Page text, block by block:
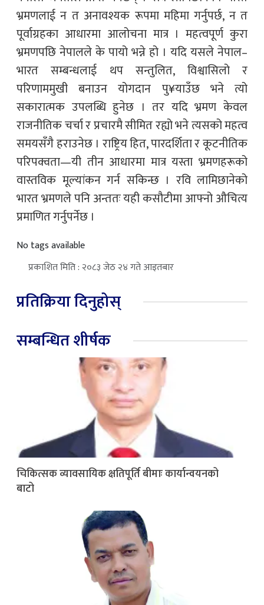
भ्रमणलाई न त अनावश्यक रूपमा महिमा गर्नुपर्छ, न त
पूर्वाग्रहका आधारमा आलोचना मात्र । महत्वपूर्ण कुरा
भ्रमणपछि नेपालले के पायो भन्ने हो । यदि यसले नेपाल–
भारत सम्बन्धलाई थप सन्तुलित, विश्वासिलो र
परिणाममुखी बनाउन योगदान पु¥याउँछ भने त्यो
सकारात्मक उपलब्धि हुनेछ । तर यदि भ्रमण केवल
राजनीतिक चर्चा र प्रचारमै सीमित रह्यो भने त्यसको महत्व
समयसँगै हराउनेछ । राष्ट्रिय हित, पारदर्शिता र कूटनीतिक
परिपक्वता—यी तीन आधारमा मात्र यस्ता भ्रमणहरूको
वास्तविक मूल्यांकन गर्न सकिन्छ । रवि लामिछानेको
भारत भ्रमणले पनि अन्ततः यही कसौटीमा आफ्नो औचित्य
प्रमाणित गर्नुपर्नेछ ।
No tags available
प्रकाशित मिति : २०८३ जेठ २४ गते आइतबार
प्रतिक्रिया दिनुहोस्
सम्बन्धित शीर्षक
चिकित्सक व्यावसायिक क्षतिपूर्ति बीमाः कार्यान्वयनको
बाटो